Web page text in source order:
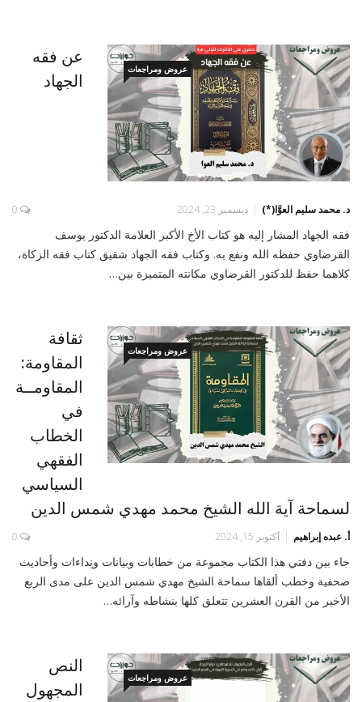
عروض ومراجعات
عن فقه
الجهاد
د. محمد سليم العوَّا(*) ديسمبر 23, 2024 0
فقه الجهاد المشار إليه هو كتاب الأخ الأكبر العلامة الدكتور يوسف
القرضاوي حفظه الله ونفع به. وكتاب فقه الجهاد شقيق كتاب فقه الزكاة،
كلاهما حفظ للدكتور القرضاوي مكانته المتميزة بين…
عروض ومراجعات
ثقافة
المقاومة:
المقاومــة
في
الخطاب
الفقهي
السياسي
لسماحة آية الله الشيخ محمد مهدي شمس الدين
أ. عبده إبراهيم أكتوبر 15, 2024 0
جاء بين دفتي هذا الكتاب مجموعة من خطابات وبيانات ونِداءات وأحاديث
صحفية وخطب ألقاها سماحة الشيخ مهدي شمس الدين على مدى الربع
الأخير من القرن العشرين تتعلق كلها بنشاطه وآرائه…
عروض ومراجعات
النص
المجهول